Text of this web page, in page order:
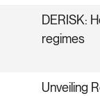
DERISK:
regimes
Unveiling